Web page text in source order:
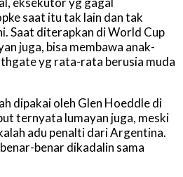
saat itu tak lain dan tak
Saat diterapkan di World Cup
juga, bisa membawa anak-
yg rata-rata berusia muda
dipakai oleh Glen Hoeddle di
ternyata lumayan juga, meski
adu penalti dari Argentina.
benar dikadalin sama